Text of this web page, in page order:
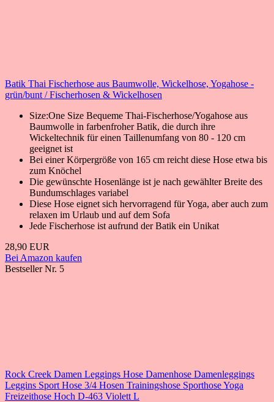
Batik Thai Fischerhose aus Baumwolle, Wickelhose, Yogahose -
grün/bunt / Fischerhosen & Wickelhosen
Size:One Size Bequeme Thai-Fischerhose/Yogahose aus
Baumwolle in farbenfroher Batik, die durch ihre
Wickeltechnik für einen Taillenumfang von 80 - 120 cm
geeignet ist
Bei einer Körpergröße von 165 cm reicht diese Hose etwa bis
zum Knöchel
Die gewünschte Hosenlänge ist je nach gewählter Breite des
Bundumschlages variabel
Diese Hose eignet sich hervorragend für Yoga, aber auch zum
relaxen im Urlaub und auf dem Sofa
Jede Fischerhose ist aufrund der Batik ein Unikat
28,90 EUR
Bei Amazon kaufen
Bestseller Nr. 5
Rock Creek Damen Leggings Hose Damenhose Damenleggings
Leggins Sport Hose 3/4 Hosen Trainingshose Sporthose Yoga
Freizeithose Hoch D-463 Violett L